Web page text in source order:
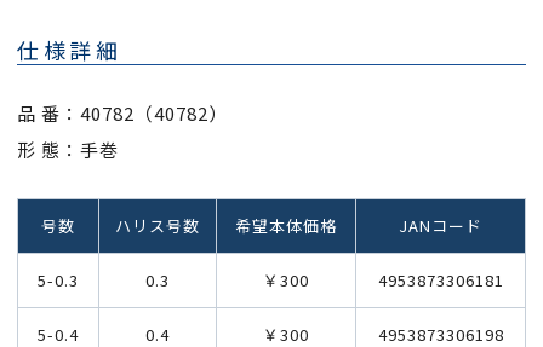
仕様詳細
品 番：40782（40782）
形 態：手巻
号数 ハリス号数 希望本体価格 JANコード
5-0.3 0.3 ￥300 4953873306181
5-0.4 0.4 ￥300 4953873306198